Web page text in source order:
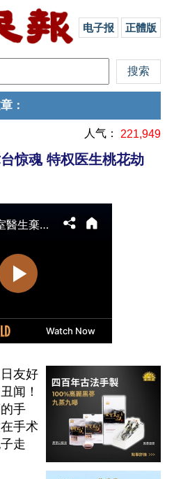
电子报 正體版
：
人气： 221,949
惊魂 特权医生桃花劫
友好
闻！
手
手术
走